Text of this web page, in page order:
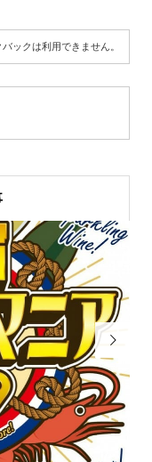
バックは利用できません。
